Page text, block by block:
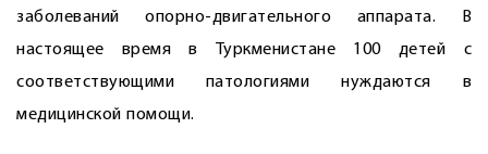
заболеваний опорно-двигательного аппарата. В
настоящее время в Туркменистане 100 детей с
соответствующими патологиями нуждаются в
медицинской помощи.